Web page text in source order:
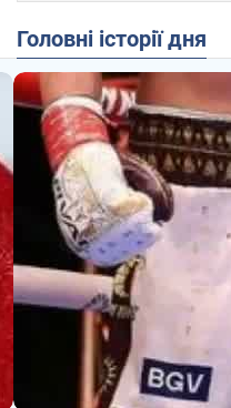
Головні історії дня